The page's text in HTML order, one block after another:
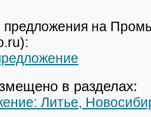
предложения на
в разделах:
Литье,